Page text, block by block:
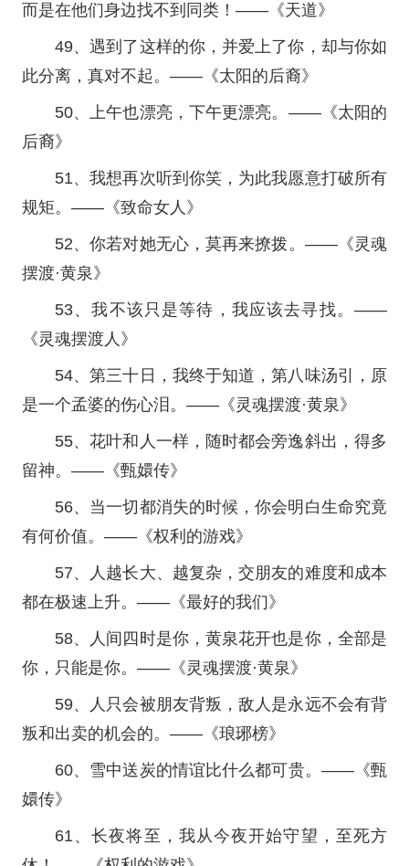
而是在他们身边找不到同类！——《天道》
49、遇到了这样的你，并爱上了你，却与你如
此分离，真对不起。——《太阳的后裔》
50、上午也漂亮，下午更漂亮。——《太阳的
后裔》
51、我想再次听到你笑，为此我愿意打破所有
规矩。——《致命女人》
52、你若对她无心，莫再来撩拨。——《灵魂
摆渡·黄泉》
53、我不该只是等待，我应该去寻找。——
《灵魂摆渡人》
54、第三十日，我终于知道，第八味汤引，原
是一个孟婆的伤心泪。——《灵魂摆渡·黄泉》
55、花叶和人一样，随时都会旁逸斜出，得多
留神。——《甄嬛传》
56、当一切都消失的时候，你会明白生命究竟
有何价值。——《权利的游戏》
57、人越长大、越复杂，交朋友的难度和成本
都在极速上升。——《最好的我们》
58、人间四时是你，黄泉花开也是你，全部是
你，只能是你。——《灵魂摆渡·黄泉》
59、人只会被朋友背叛，敌人是永远不会有背
叛和出卖的机会的。——《琅琊榜》
60、雪中送炭的情谊比什么都可贵。——《甄
嬛传》
61、长夜将至，我从今夜开始守望，至死方